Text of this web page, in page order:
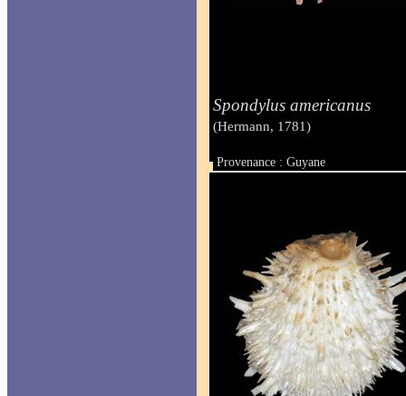
Spondylus americanus
(Hermann, 1781)
Provenance : Guyane
Taille : 240 mm